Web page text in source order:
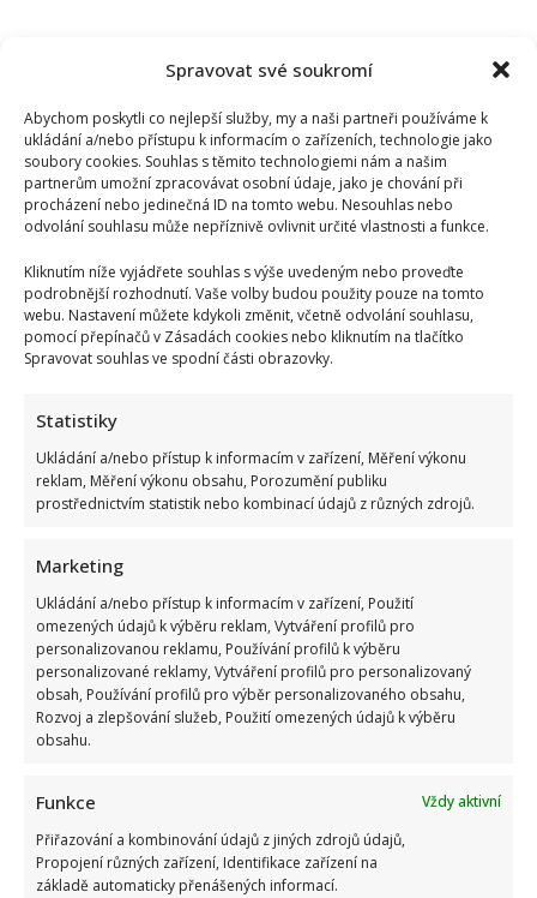
Spravovat své soukromí
Abychom poskytli co nejlepší služby, my a naši partneři používáme k
ukládání a/nebo přístupu k informacím o zařízeních, technologie jako
soubory cookies. Souhlas s těmito technologiemi nám a našim
partnerům umožní zpracovávat osobní údaje, jako je chování při
procházení nebo jedinečná ID na tomto webu. Nesouhlas nebo
odvolání souhlasu může nepříznivě ovlivnit určité vlastnosti a funkce.
Kliknutím níže vyjádřete souhlas s výše uvedeným nebo proveďte
podrobnější rozhodnutí. Vaše volby budou použity pouze na tomto
webu. Nastavení můžete kdykoli změnit, včetně odvolání souhlasu,
pomocí přepínačů v Zásadách cookies nebo kliknutím na tlačítko
Spravovat souhlas ve spodní části obrazovky.
Statistiky
Ukládání a/nebo přístup k informacím v zařízení, Měření výkonu
reklam, Měření výkonu obsahu, Porozumění publiku
prostřednictvím statistik nebo kombinací údajů z různých zdrojů.
Marketing
Ukládání a/nebo přístup k informacím v zařízení, Použití
omezených údajů k výběru reklam, Vytváření profilů pro
personalizovanou reklamu, Používání profilů k výběru
personalizované reklamy, Vytváření profilů pro personalizovaný
obsah, Používání profilů pro výběr personalizovaného obsahu,
Rozvoj a zlepšování služeb, Použití omezených údajů k výběru
obsahu.
Funkce
Vždy aktivní
Přiřazování a kombinování údajů z jiných zdrojů údajů,
Propojení různých zařízení, Identifikace zařízení na
základě automaticky přenášených informací.
Miloš Zeman se opět pustil do Petra Pavla: Jeho kritika
Retro kvíz o dovolené v době socialismu: Kdo získá 10 z 10
bodů, pamatuje si tehdejší cestování dokonale
Suchánek si rýpl do Macinky a jeho vyjádření o klimatické